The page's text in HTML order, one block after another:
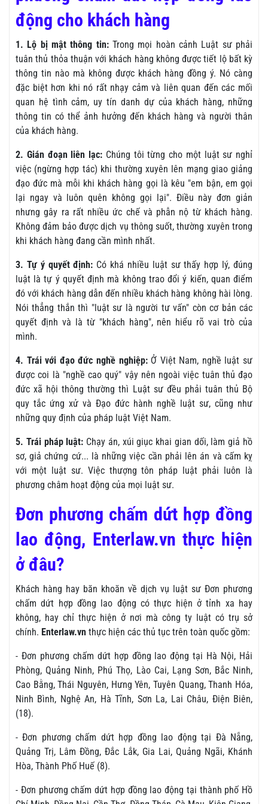
động cho khách hàng
1. Lộ bị mật thông tin:Trong mọi hoàn cảnh Luật sư phải
tuân thủ thỏa thuận với khách hàng không được tiết lộ bất kỳ
thông tin nào mà không được khách hàng đồng ý. Nó càng
đặc biệt hơn khi nó rất nhạy cảm và liên quan đến các mối
quan hệ tình cảm, uy tín danh dự của khách hàng, những
thông tin có thể ảnh hưởng đến khách hàng và người thân
của khách hàng.
2. Gián đoạn liên lạc: Chúng tôi từng cho một luật sư nghỉ
việc (ngừng hợp tác) khi thường xuyên lên mạng giao giảng
đạo đức mà mỗi khi khách hàng gọi là kêu "em bận, em gọi
lại ngay và luôn quên không gọi lại". Điều này đơn giản
nhưng gây ra rất nhiều ức chế và phẫn nộ từ khách hàng.
Không đảm bảo được dịch vụ thông suốt, thường xuyên trong
khi khách hàng đang cần mình nhất.
3. Tự ý quyết định: Có khá nhiều luật sư thấy hợp lý, đúng
luật là tự ý quyết định mà không trao đổi ý kiến, quan điểm
đó với khách hàng dẫn đến nhiều khách hàng không hài lòng.
Nói thẳng thắn thì "luật sư là người tư vấn" còn cơ bản các
quyết định và là từ "khách hàng", nên hiểu rõ vai trò của
mình.
4. Trái với đạo đức nghề nghiệp:Ở Việt Nam, nghề luật sư
được coi là "nghề cao quý" vậy nên ngoài việc tuân thủ đạo
đức xã hội thông thường thì Luật sư đều phải tuân thủ Bộ
quy tắc ứng xử và Đạo đức hành nghề luật sư, cũng như
những quy định của pháp luật Việt Nam.
5. Trái pháp luật: Chạy án, xúi giục khai gian dối, làm giả hồ
sơ, giả chứng cứ... là những việc cần phải lên án và cấm kỵ
với một luật sư. Việc thượng tôn pháp luật phải luôn là
phương châm hoạt động của mọi luật sư.
Đơn phương chấm dứt hợp đồng
lao động, Enterlaw.vn thực hiện
ở đâu?
Khách hàng hay băn khoăn về dịch vụ luật sư Đơn phương
chấm dứt hợp đồng lao động có thực hiện ở tỉnh xa hay
không, hay chỉ thực hiện ở nơi mà công ty luật có trụ sở
chính. Enterlaw.vn thực hiện các thủ tục trên toàn quốc gồm:
- Đơn phương chấm dứt hợp đồng lao động tại Hà Nội, Hải
Phòng, Quảng Ninh, Phú Thọ, Lào Cai, Lạng Sơn, Bắc Ninh,
Cao Bằng, Thái Nguyên, Hưng Yên, Tuyên Quang, Thanh Hóa,
Ninh Bình, Nghệ An, Hà Tĩnh, Sơn La, Lai Châu, Điện Biên,
(18).
- Đơn phương chấm dứt hợp đồng lao động tại Đà Nẵng,
Quảng Trị, Lâm Đồng, Đắc Lắk, Gia Lai, Quảng Ngãi, Khánh
Hòa, Thành Phố Huế (8).
- Đơn phương chấm dứt hợp đồng lao động tại thành phố Hồ